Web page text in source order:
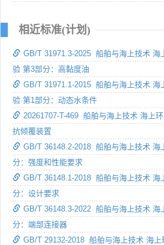
相近标准(计划)
GB/T 31971.3-2025 船舶与海上技术 海
验 第3部分：高黏度油
GB/T 31971.1-2015 船舶与海上技术 海
验 第1部分：动态水条件
20261707-T-469 船舶与海上技术 海上
抗倾覆装置
GB/T 36148.2-2018 船舶与海上技术 海
分：强度和性能要求
GB/T 36148.1-2018 船舶与海上技术 海
分：设计要求
GB/T 36148.3-2022 船舶与海上技术 海
分：端部连接器
GB/T 29132-2018 船舶与海上技术 海